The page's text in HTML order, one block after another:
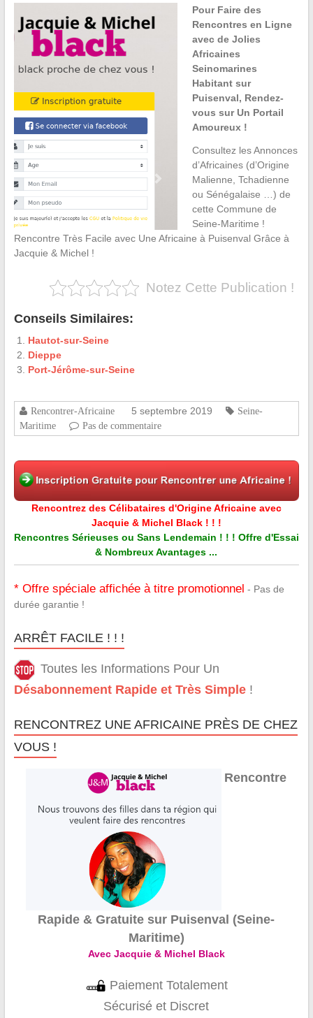
Pour Faire des
Rencontres en Ligne
avec de Jolies
Africaines
Seinomarines
Habitant sur
Puisenval, Rendez-
vous sur Un Portail
Amoureux !
Consultez les Annonces
d’Africaines (d’Origine
Malienne, Tchadienne
ou Sénégalaise …) de
cette Commune de
Seine-Maritime !
Rencontre Très Facile avec Une Africaine à Puisenval Grâce à
Jacquie & Michel !
Notez Cette Publication !
Conseils Similaires:
Hautot-sur-Seine
Dieppe
Port-Jérôme-sur-Seine
Rencontrer-Africaine 5 septembre 2019
Seine-
Maritime
Pas de commentaire
Rencontrez des Célibataires d'Origine Africaine avec
Jacquie & Michel Black ! ! !
Rencontres Sérieuses ou Sans Lendemain ! ! ! Offre d'Essai
& Nombreux Avantages ...
* Offre spéciale affichée à titre promotionnel - Pas de
durée garantie !
ARRÊT FACILE ! ! !
Toutes les Informations Pour Un
Désabonnement Rapide et Très Simple!
RENCONTREZ UNE AFRICAINE PRÈS DE CHEZ
VOUS !
Rencontre
Rapide & Gratuite sur Puisenval (Seine-
Maritime)
Avec Jacquie & Michel Black
Paiement Totalement
Sécurisé et Discret